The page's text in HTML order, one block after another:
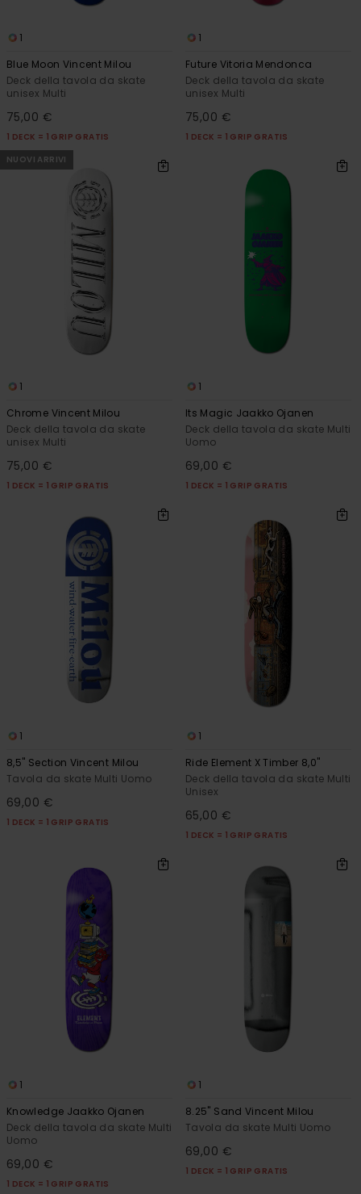
1
Blue Moon Vincent Milou
Deck della tavola da skate
unisex Multi
75,00 €
1 DECK = 1 GRIP GRATIS
1
Future Vitoria Mendonca
Deck della tavola da skate
unisex Multi
75,00 €
1 DECK = 1 GRIP GRATIS
NUOVI ARRIVI
1
Chrome Vincent Milou
Deck della tavola da skate
unisex Multi
75,00 €
1 DECK = 1 GRIP GRATIS
1
Its Magic Jaakko Ojanen
Deck della tavola da skate Multi
Uomo
69,00 €
1 DECK = 1 GRIP GRATIS
1
8,5" Section Vincent Milou
Tavola da skate Multi Uomo
69,00 €
1 DECK = 1 GRIP GRATIS
1
Ride Element X Timber 8,0"
Deck della tavola da skate Multi
Unisex
65,00 €
1 DECK = 1 GRIP GRATIS
1
Knowledge Jaakko Ojanen
Deck della tavola da skate Multi
Uomo
69,00 €
1 DECK = 1 GRIP GRATIS
1
8.25" Sand Vincent Milou
Tavola da skate Multi Uomo
69,00 €
1 DECK = 1 GRIP GRATIS